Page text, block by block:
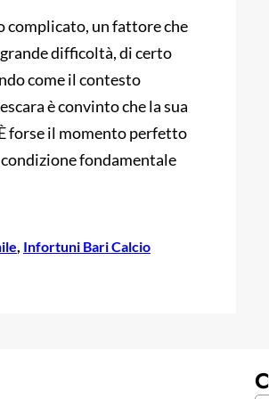
complicato, un fattore che
difficoltà, di certo
come il contesto
è convinto che la sua
forse il momento perfetto
fondamentale
, Infortuni Bari Calcio